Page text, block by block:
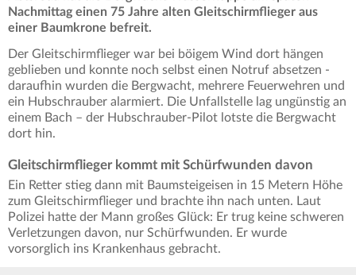
Nachmittag einen 75 Jahre alten Gleitschirmflieger aus
einer Baumkrone befreit.
Der Gleitschirmflieger war bei böigem Wind dort hängen
geblieben und konnte noch selbst einen Notruf absetzen -
daraufhin wurden die Bergwacht, mehrere Feuerwehren und
ein Hubschrauber alarmiert. Die Unfallstelle lag ungünstig an
einem Bach – der Hubschrauber-Pilot lotste die Bergwacht
dort hin.
Gleitschirmflieger kommt mit Schürfwunden davon
Ein Retter stieg dann mit Baumsteigeisen in 15 Metern Höhe
zum Gleitschirmflieger und brachte ihn nach unten. Laut
Polizei hatte der Mann großes Glück: Er trug keine schweren
Verletzungen davon, nur Schürfwunden. Er wurde
vorsorglich ins Krankenhaus gebracht.